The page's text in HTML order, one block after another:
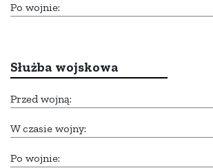
Po wojnie:
Służba wojskowa
Przed wojną:
W czasie wojny:
Po wojnie: